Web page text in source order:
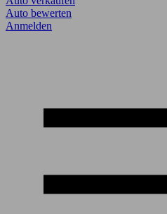
Auto bewerten
Anmelden